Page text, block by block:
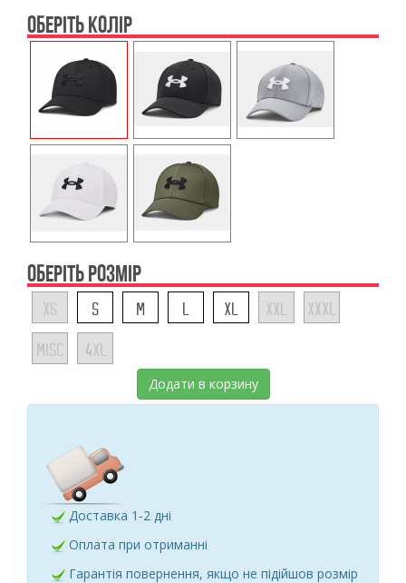
ОБЕРІТЬ КОЛІР
ОБЕРІТЬ РОЗМІР
XS S M L XL XXL XXXL
MISC 4XL
Додати в корзину
Доставка 1-2 дні
Оплата при отриманні
Гарантія повернення, якщо не підійшов розмір